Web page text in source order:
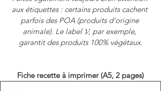
aux étiquettes : certains produits cachent
parfois des POA (produits d’origine
animale). Le label 𝓥, par exemple,
garantit des produits 100% végétaux.
Fiche recette à imprimer (A5, 2 pages)